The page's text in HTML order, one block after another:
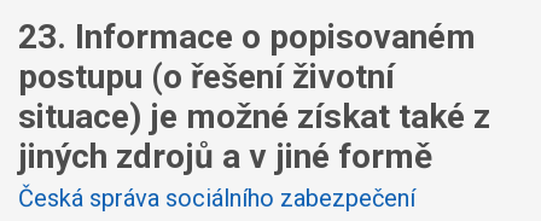
23. Informace o popisovaném
postupu (o řešení životní
situace) je možné získat také z
jiných zdrojů a v jiné formě
Česká správa sociálního zabezpečení